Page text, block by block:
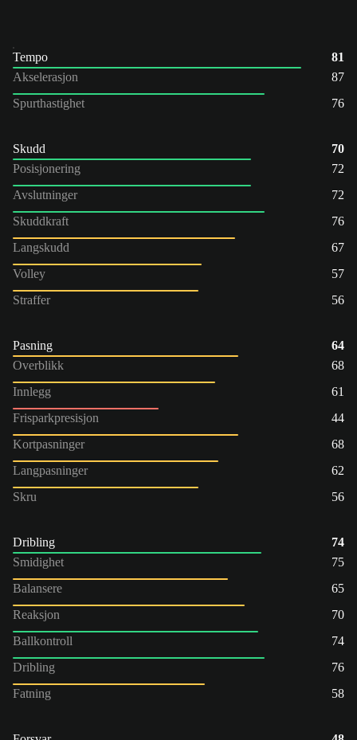
Tempo
81
Akselerasjon
87
Spurthastighet
76
Skudd
70
Posisjonering
72
Avslutninger
72
Skuddkraft
76
Langskudd
67
Volley
57
Straffer
56
Pasning
64
Overblikk
68
Innlegg
61
Frisparkpresisjon
44
Kortpasninger
68
Langpasninger
62
Skru
56
Dribling
74
Smidighet
75
Balansere
65
Reaksjon
70
Ballkontroll
74
Dribling
76
Fatning
58